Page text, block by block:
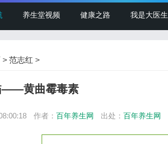
养生堂视频 健康之路 我是大医生
> 范志红 >
——黄曲霉毒素
作者： 百年养生网 出处： 百年养生网